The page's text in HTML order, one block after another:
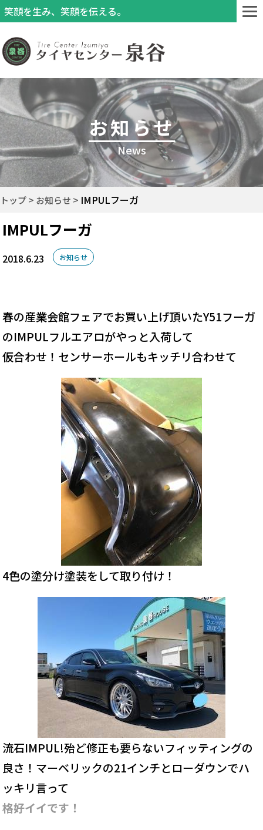
笑顔を生み、笑顔を伝える。
お知らせ
News
トップ お知らせ IMPULフーガ
IMPULフーガ
2018.6.23 お知らせ
春の産業会館フェアでお買い上げ頂いたY51フーガ
のIMPULフルエアロがやっと入荷して
仮合わせ！センサーホールもキッチリ合わせて
4色の塗分け塗装をして取り付け！
流石IMPUL!殆ど修正も要らないフィッティングの
良さ！マーベリックの21インチとローダウンでハ
ッキリ言って
格好イイです！